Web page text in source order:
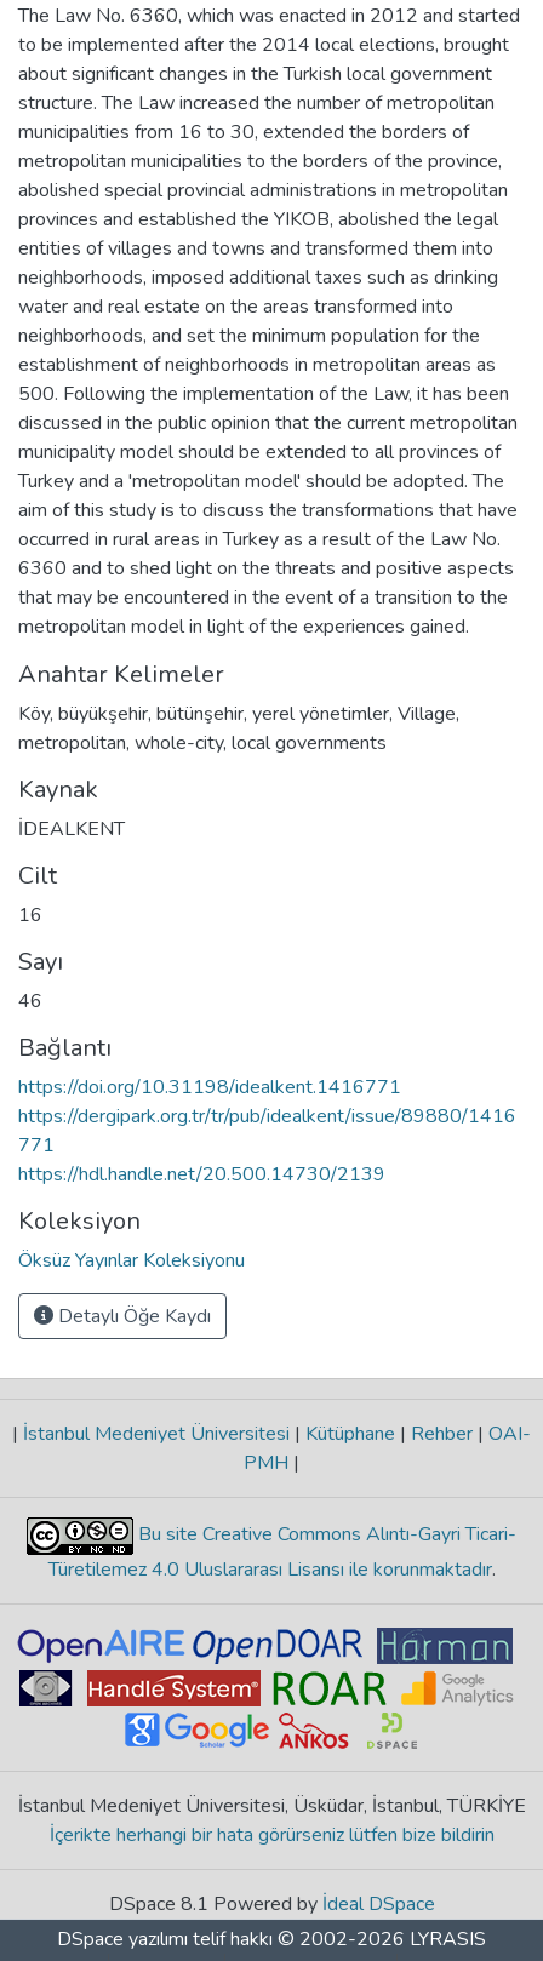
The Law No. 6360, which was enacted in 2012 and started
to be implemented after the 2014 local elections, brought
about significant changes in the Turkish local government
structure. The Law increased the number of metropolitan
municipalities from 16 to 30, extended the borders of
metropolitan municipalities to the borders of the province,
abolished special provincial administrations in metropolitan
provinces and established the YIKOB, abolished the legal
entities of villages and towns and transformed them into
neighborhoods, imposed additional taxes such as drinking
water and real estate on the areas transformed into
neighborhoods, and set the minimum population for the
establishment of neighborhoods in metropolitan areas as
500. Following the implementation of the Law, it has been
discussed in the public opinion that the current metropolitan
municipality model should be extended to all provinces of
Turkey and a 'metropolitan model' should be adopted. The
aim of this study is to discuss the transformations that have
occurred in rural areas in Turkey as a result of the Law No.
6360 and to shed light on the threats and positive aspects
that may be encountered in the event of a transition to the
metropolitan model in light of the experiences gained.
Anahtar Kelimeler
Köy, büyükşehir, bütünşehir, yerel yönetimler, Village,
metropolitan, whole-city, local governments
Kaynak
İDEALKENT
Cilt
16
Sayı
46
Bağlantı
https://doi.org/10.31198/idealkent.1416771
https://dergipark.org.tr/tr/pub/idealkent/issue/89880/1416
771
https://hdl.handle.net/20.500.14730/2139
Koleksiyon
Öksüz Yayınlar Koleksiyonu
Detaylı Öğe Kaydı
| İstanbul Medeniyet Üniversitesi | Kütüphane | Rehber | OAI-
PMH |
Bu site Creative Commons Alıntı-Gayri Ticari-
Türetilemez 4.0 Uluslararası Lisansı ile korunmaktadır.
İstanbul Medeniyet Üniversitesi, Üsküdar, İstanbul, TÜRKİYE
İçerikte herhangi bir hata görürseniz lütfen bize bildirin
DSpace 8.1 Powered by İdeal DSpace
DSpace yazılımı telif hakkı © 2002-2026 LYRASIS